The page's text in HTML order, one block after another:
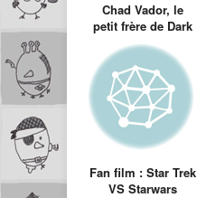
Chad Vador, le
petit frère de Dark
Vador qui travaille
au supermarché
Fan film : Star Trek
VS Starwars